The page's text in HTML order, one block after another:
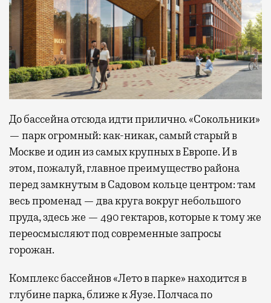
До бассейна отсюда идти прилично. «Сокольники»
— парк огромный: как-никак, самый старый в
Москве и один из самых крупных в Европе. И в
этом, пожалуй, главное преимущество района
перед замкнутым в Садовом кольце центром: там
весь променад — два круга вокруг небольшого
пруда, здесь же — 490 гектаров, которые к тому же
переосмысляют под современные запросы
горожан.
Комплекс бассейнов «Лето в парке» находится в
глубине парка, ближе к Яузе. Полчаса по